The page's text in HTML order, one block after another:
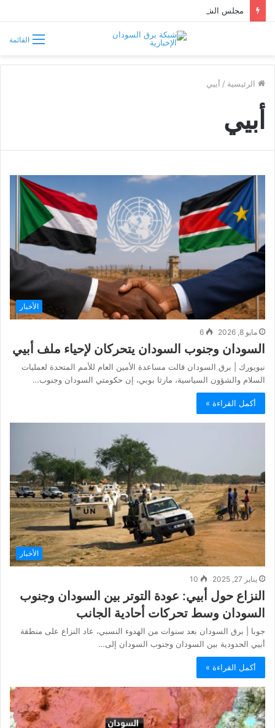
القائمة
الرئيسية / أبيي
أبيي
الأخبار
مايو 8, 2026 6
السودان وجنوب السودان يتحركان لإحياء ملف أبيي
نيويورك | برق السودان قالت مساعدة الأمين العام للأمم المتحدة لعمليات
السلام والشؤون السياسية، مارثا بوبي، إن حكومتي السودان وجنوب…
أكمل القراءة »
الأخبار
يناير 27, 2025 10
النزاع حول أبيي: عودة التوتر بين السودان وجنوب
السودان وسط تحركات أحادية الجانب
جوبا | برق السودان بعد سنوات من الهدوء النسبي، عاد النزاع على منطقة
أبيي الحدودية بين السودان وجنوب السودان إلى…
أكمل القراءة »